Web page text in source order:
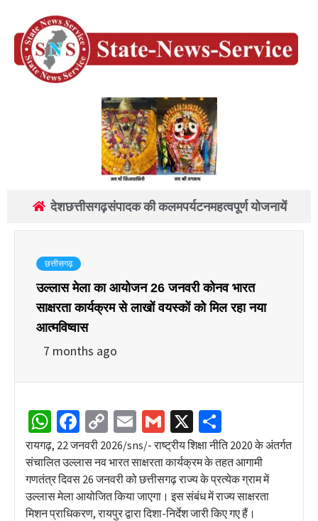
देशछत्तीसगढ़संपादक की कलमपर्यटनमहत्वपूर्ण योजनायें
छत्तीसगढ़
उल्लास मेला का आयोजन 26 जनवरी कोनव भारत
साक्षरता कार्यक्रम से लाखों वयस्कों को मिल रहा नया
आत्मविष्वास
7 months ago
WhatsApp
Facebook
Copy
Link
EmailGmail
X
रायगढ़, 22 जनवरी 2026/sns/- राष्ट्रीय शिक्षा नीति 2020 के अंतर्गत
संचालित उल्लास नव भारत साक्षरता कार्यक्रम के तहत आगामी
गणतंत्र दिवस 26 जनवरी को छत्तीसगढ़ राज्य के प्रत्येक ग्राम में
उल्लास मेला आयोजित किया जाएगा। इस संबंध में राज्य साक्षरता
मिशन प्राधिकरण, रायपुर द्वारा दिशा-निर्देश जारी किए गए हैं।